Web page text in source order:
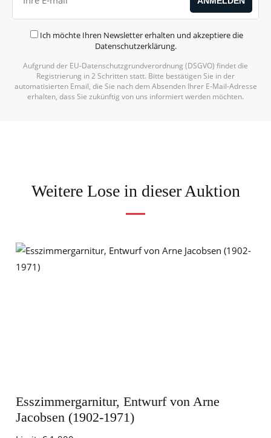
Ich möchte Ihren Newsletter erhalten und akzeptiere die
Datenschutzerklärung.
Aufgrund der EU-Datenschutzgrundverordnung (DSGVO) findet die
Registrierung in 2 Schritten statt. Bitte bestätigen Sie in der
automatisierten Email, die Sie nach dem Absenden Ihrer E-Mail-Adresse
erhalten, dass Sie zukünftig von uns informiert werden möchten.
Weitere Lose in dieser Auktion
Esszimmergarnitur, Entwurf von Arne
Jacobsen (1902-1971)